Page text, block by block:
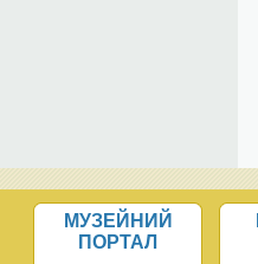
МУЗЕЙНИЙ
ПОРТАЛ